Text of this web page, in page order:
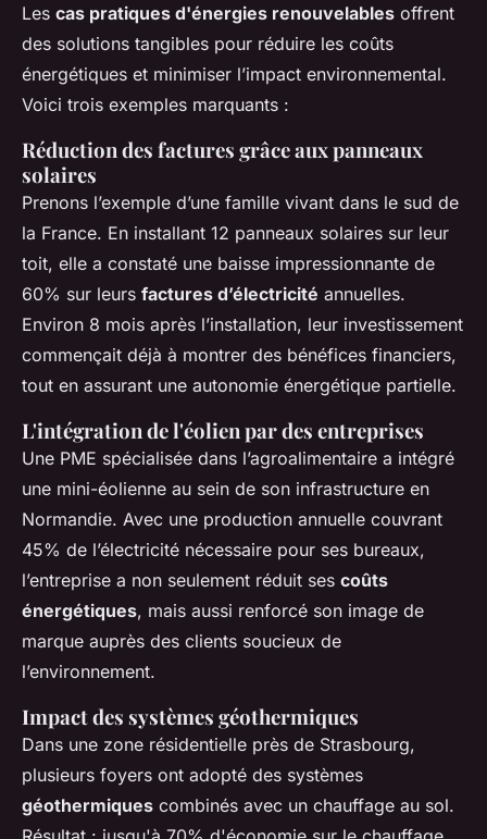
Les cas pratiques d'énergies renouvelables offrent
des solutions tangibles pour réduire les coûts
énergétiques et minimiser l’impact environnemental.
Voici trois exemples marquants :
Réduction des factures grâce aux panneaux
solaires
Prenons l’exemple d’une famille vivant dans le sud de
la France. En installant 12 panneaux solaires sur leur
toit, elle a constaté une baisse impressionnante de
60% sur leurs factures d’électricité annuelles.
Environ 8 mois après l’installation, leur investissement
commençait déjà à montrer des bénéfices financiers,
tout en assurant une autonomie énergétique partielle.
L'intégration de l'éolien par des entreprises
Une PME spécialisée dans l’agroalimentaire a intégré
une mini-éolienne au sein de son infrastructure en
Normandie. Avec une production annuelle couvrant
45% de l’électricité nécessaire pour ses bureaux,
l’entreprise a non seulement réduit ses coûts
énergétiques, mais aussi renforcé son image de
marque auprès des clients soucieux de
l’environnement.
Impact des systèmes géothermiques
Dans une zone résidentielle près de Strasbourg,
plusieurs foyers ont adopté des systèmes
géothermiques combinés avec un chauffage au sol.